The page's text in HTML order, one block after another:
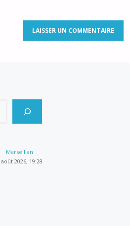
Marseillan
2026, 19:28